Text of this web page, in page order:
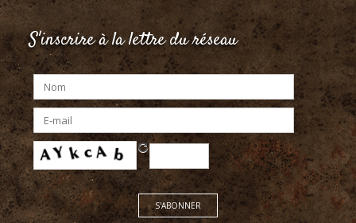
S'inscrire à la lettre du réseau